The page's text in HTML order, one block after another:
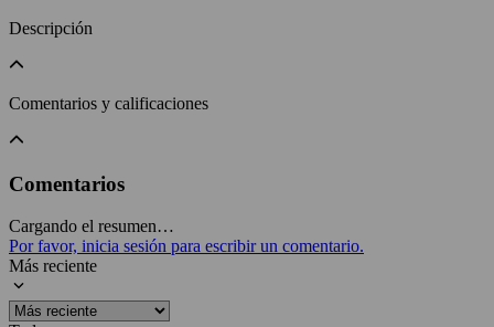
Descripción
Comentarios y calificaciones
Comentarios
Cargando el resumen…
Por favor, inicia sesión para escribir un comentario.
Más reciente